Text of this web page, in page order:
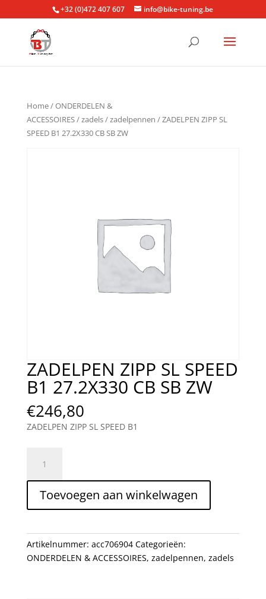
+32 (0)472 407 607 info@bike-tuning.be
Home/ONDERDELEN &
ACCESSOIRES/zadels/zadelpennen / ZADELPEN ZIPP SL
SPEED B1 27.2X330 CB SB ZW
ZADELPEN ZIPP SL SPEED
B1 27.2X330 CB SB ZW
€246,80
ZADELPEN ZIPP SL SPEED B1
SL
SPEED
B1
CB
SB
ZW
Toevoegen aan winkelwagen
Artikelnummer: acc706904 Categorieën:
ONDERDELEN & ACCESSOIRES, zadelpennen, zadels